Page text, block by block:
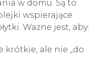
w domu. Są to
wspierające
Ważne jest, aby:
krótkie, ale nie „do